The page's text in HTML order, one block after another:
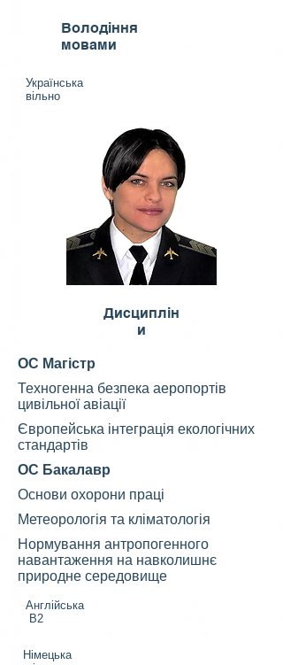
Володіння
мовами
Українська
вільно
Дисциплін
и
ОС Магістр
Техногенна безпека аеропортів
цивільної авіації
Європейська інтеграція екологічних
стандартів
ОС Бакалавр
Основи охорони праці
Метеорологія та кліматологія
Нормування антропогенного
навантаження на навколишнє
природне середовище
Англійська
В2
Німецька